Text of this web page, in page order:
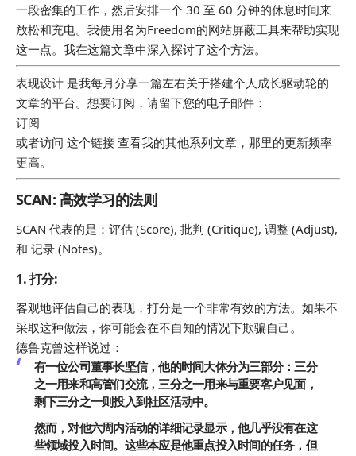
一段密集的工作，然后安排一个 30 至 60 分钟的休息时间来
放松和充电。我使用名为Freedom的网站屏蔽工具来帮助实现
这一点。我在这篇文章中深入探讨了这个方法。
表现设计 是我每月分享一篇左右关于搭建个人成长驱动轮的
文章的平台。想要订阅，请留下您的电子邮件：
订阅
或者访问 这个链接 查看我的其他系列文章，那里的更新频率
更高。
SCAN: 高效学习的法则
SCAN 代表的是：评估 (Score), 批判 (Critique), 调整 (Adjust),
和 记录 (Notes)。
1.打分:
客观地评估自己的表现，打分是一个非常有效的方法。如果不
采取这种做法，你可能会在不自知的情况下欺骗自己。
德鲁克曾这样说过：
有一位公司董事长坚信，他的时间大体分为三部分：三分
之一用来和高管们交流，三分之一用来与重要客户见面，
剩下三分之一则投入到社区活动中。
然而，对他六周内活动的详细记录显示，他几乎没有在这
些领域投入时间。这些本应是他重点投入时间的任务，但